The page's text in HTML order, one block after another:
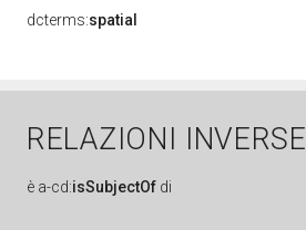
dcterms:spatial
RELAZIONI INVERSE
è a-cd:isSubjectOf di